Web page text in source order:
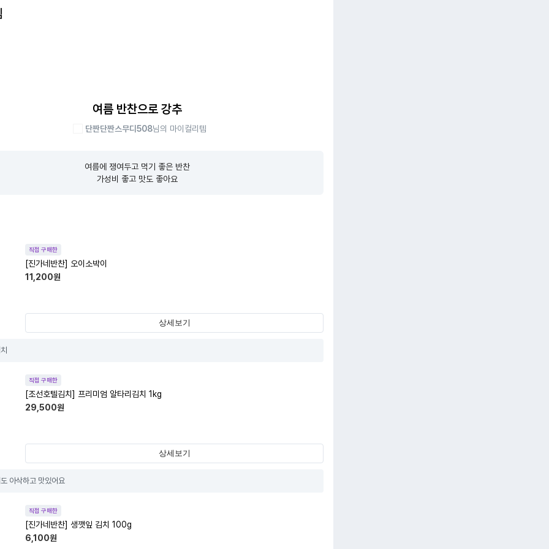
여름 반찬으로 강추
단짠단짠스무디508님의 마이컬리템
여름에 쟁여두고 먹기 좋은 반찬
가성비 좋고 맛도 좋아요
직접 구매한
[진가네반찬] 오이소박이
11,200원
상세보기
직접 구매한
[조선호텔김치] 프리미엄 알타리김치 1kg
29,500원
상세보기
아삭하고 맛있어요
직접 구매한
[진가네반찬] 생깻잎 김치 100g
6,100원